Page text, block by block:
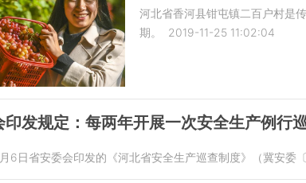
河北省香河县钳屯镇二百户村是
期。
2019-11-25 11:02:04
印发规定：每两年开展一次安全生产例行
6日省安委会印发的《河北省安全生产巡查制度》（冀安委